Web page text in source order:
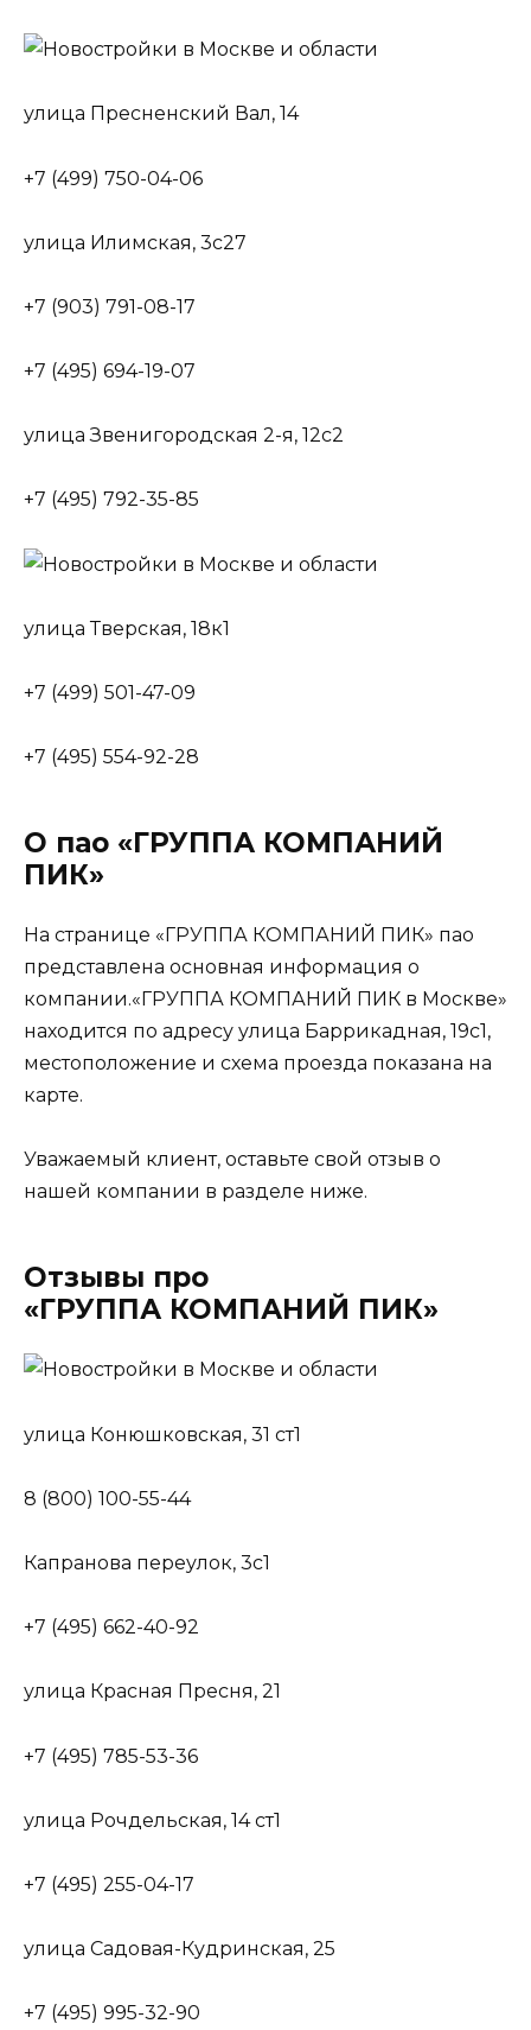
улица Пресненский Вал, 14
+7 (499) 750-04-06
улица Илимская, 3с27
+7 (903) 791-08-17
+7 (495) 694-19-07
улица Звенигородская 2-я, 12с2
+7 (495) 792-35-85
улица Тверская, 18к1
+7 (499) 501-47-09
+7 (495) 554-92-28
О пао «ГРУППА КОМПАНИЙ
ПИК»
На странице «ГРУППА КОМПАНИЙ ПИК» пао
представлена основная информация о
компании.«ГРУППА КОМПАНИЙ ПИК в Москве»
находится по адресу улица Баррикадная, 19с1,
местоположение и схема проезда показана на
карте.
Уважаемый клиент, оставьте свой отзыв о
нашей компании в разделе ниже.
Отзывы про
«ГРУППА КОМПАНИЙ ПИК»
улица Конюшковская, 31 ст1
8 (800) 100-55-44
Капранова переулок, 3с1
+7 (495) 662-40-92
улица Красная Пресня, 21
+7 (495) 785-53-36
улица Рочдельская, 14 ст1
+7 (495) 255-04-17
улица Садовая-Кудринская, 25
+7 (495) 995-32-90